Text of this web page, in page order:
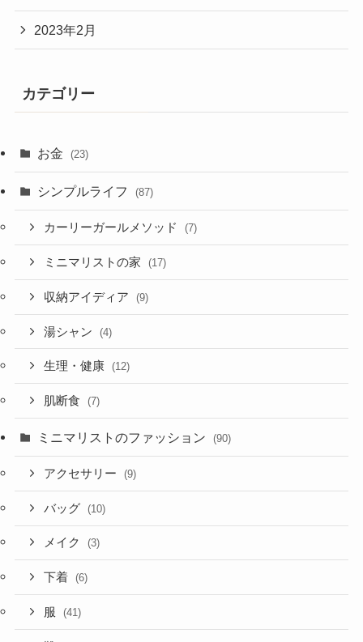
2023年2月
カテゴリー
お金 (23)
シンプルライフ (87)
カーリーガールメソッド (7)
ミニマリストの家 (17)
収納アイディア (9)
湯シャン (4)
生理・健康 (12)
肌断食 (7)
ミニマリストのファッション (90)
アクセサリー (9)
バッグ (10)
メイク (3)
下着 (6)
服 (41)